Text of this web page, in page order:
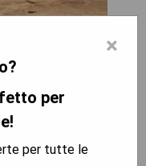
×
per
per tutte le